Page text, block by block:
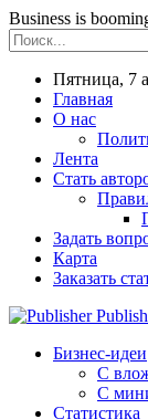
Business is
Пятница, 7
Главная
О нас
Лента
Стать
Задать
Карта
Заказать
Бизнес-идеи
С
С
Статистика